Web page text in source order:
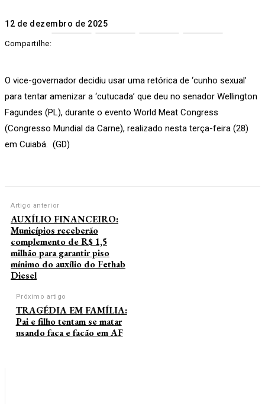
12 de dezembro de 2025
Compartilhe:
O vice-governador decidiu usar uma retórica de ‘cunho sexual’
para tentar amenizar a ‘cutucada’ que deu no senador Wellington
Fagundes (PL), durante o evento World Meat Congress
(Congresso Mundial da Carne), realizado nesta terça-feira (28)
em Cuiabá. (GD)
Artigo anterior
AUXÍLIO FINANCEIRO:
Municípios receberão
complemento de R$ 1,5
milhão para garantir piso
mínimo do auxílio do Fethab
Diesel
Próximo artigo
TRAGÉDIA EM FAMÍLIA:
Pai e filho tentam se matar
usando faca e facão em AF